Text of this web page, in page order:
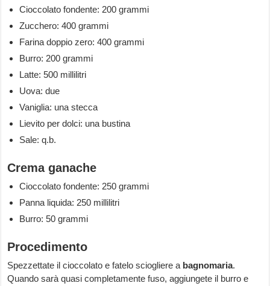
Cioccolato fondente: 200 grammi
Zucchero: 400 grammi
Farina doppio zero: 400 grammi
Burro: 200 grammi
Latte: 500 millilitri
Uova: due
Vaniglia: una stecca
Lievito per dolci: una bustina
Sale: q.b.
Crema ganache
Cioccolato fondente: 250 grammi
Panna liquida: 250 millilitri
Burro: 50 grammi
Procedimento
Spezzettate il cioccolato e fatelo sciogliere a bagnomaria.
Quando sarà quasi completamente fuso, aggiungete il burro e